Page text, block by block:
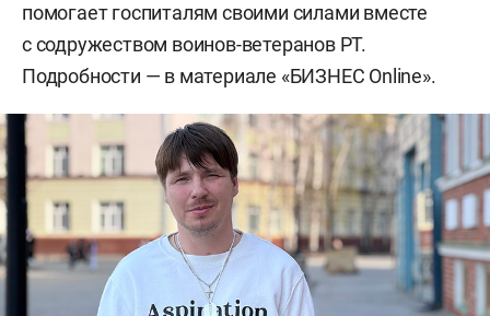
помогает госпиталям своими силами вместе
с содружеством воинов-ветеранов РТ.
Подробности — в материале «БИЗНЕС Online».